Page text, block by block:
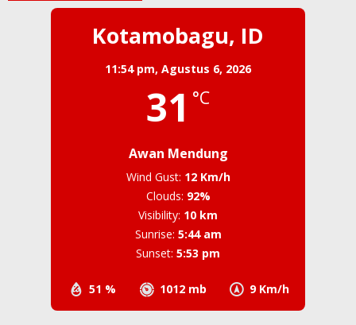
Kotamobagu, ID
11:54 pm, Agustus 6, 2026
31 °C
Awan Mendung
51 % 1012 mb 9 Km/h
Wind Gust: 12 Km/h
Clouds: 92%
Visibility: 10 km
Sunrise: 5:44 am
Sunset: 5:53 pm